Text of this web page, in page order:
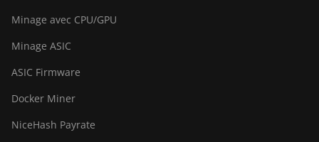
Baikal Giant+
Bitdeer SealMiner A2
Bitdeer SealMiner A2 Hyd
Bitdeer SealMiner A2 Pro Air
Bitdeer SealMiner A2 Pro Hyd
Minage avec CPU/GPU
Minage ASIC
ASIC Firmware
Docker Miner
NiceHash Payrate